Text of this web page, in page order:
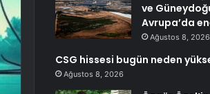
ve
Avrupa’da
Ağustos 8, 2026
CSG hissesi bugün neden
Ağustos 8, 2026